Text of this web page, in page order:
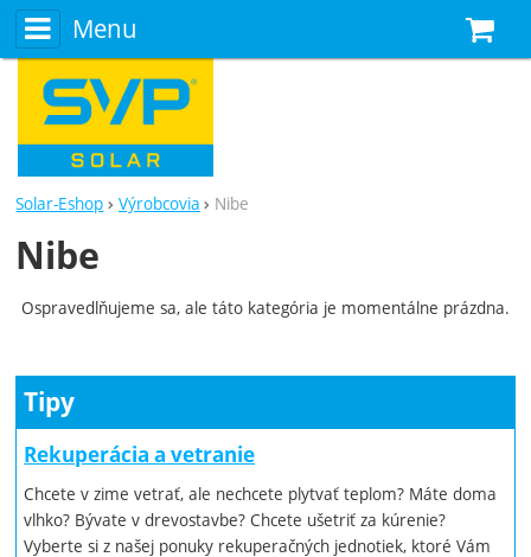
Menu
Solar-Eshop Výrobcovia Nibe
Nibe
Ospravedlňujeme sa, ale táto kategória je momentálne prázdna.
Tipy
Rekuperácia a vetranie
Chcete v zime vetrať, ale nechcete plytvať teplom? Máte doma
vlhko? Bývate v drevostavbe? Chcete ušetriť za kúrenie?
Vyberte si z našej ponuky rekuperačných jednotiek, ktoré Vám